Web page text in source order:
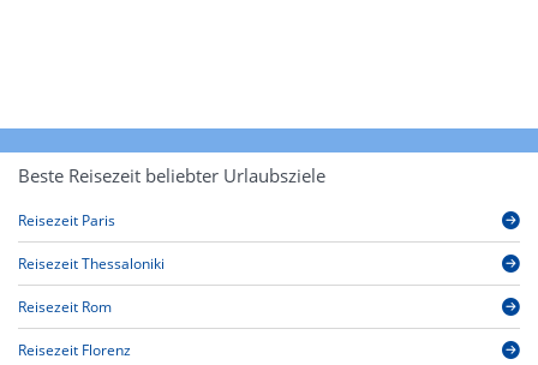
Beste Reisezeit beliebter Urlaubsziele
Reisezeit Paris
Reisezeit Thessaloniki
Reisezeit Rom
Reisezeit Florenz